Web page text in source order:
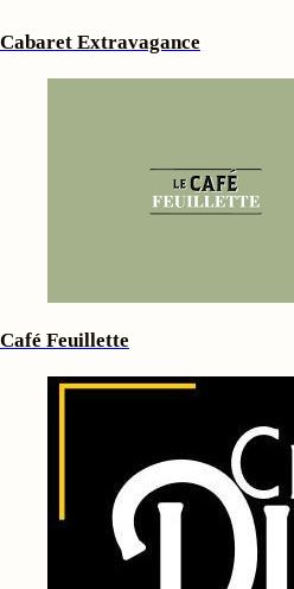
Cabaret Extravagance
Café Feuillette